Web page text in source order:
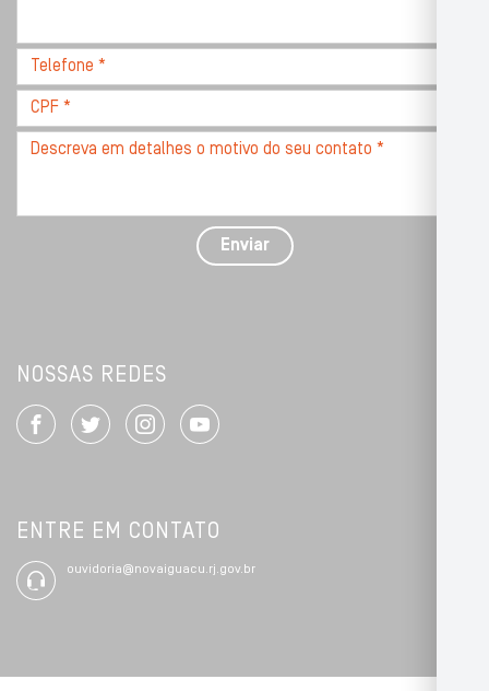
CEP
Telefone
*
CPF
*
Descreva
com
Enviar
NOSSAS REDES
ENTRE EM CONTATO
ouvidoria@novaiguacu.rj.gov.br